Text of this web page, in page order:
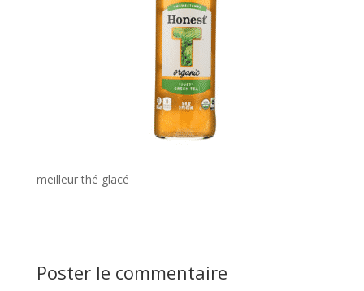
meilleur thé glacé
Poster le commentaire